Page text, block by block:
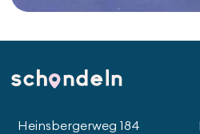
Heinsbergerweg 184